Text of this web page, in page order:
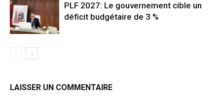
PLF 2027: Le gouvernement cible un
déficit budgétaire de 3 %
LAISSER UN COMMENTAIRE